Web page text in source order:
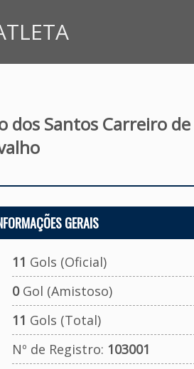
dos Santos Carreiro de
GERAIS
11 Gols (Oficial)
0Gol (Amistoso)
11 Gols (Total)
Nº de Registro: 103001